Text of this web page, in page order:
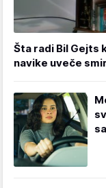
Šta radi Bil Gejts
navike uveče